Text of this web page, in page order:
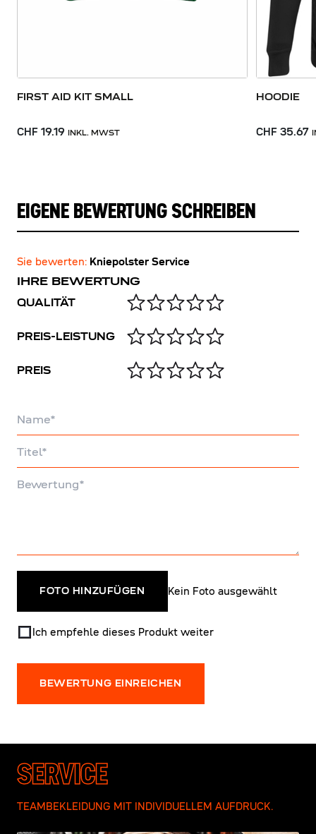
FIRST AID KIT SMALL
CHF 19.19 INKL. MWST
HOODIE
CHF 35.67
EIGENE BEWERTUNG SCHREIBEN
Sie bewerten: Kniepolster Service
IHRE BEWERTUNG
QUALITÄT
PREIS-LEISTUNG
PREIS
FOTO HINZUFÜGEN Kein Foto ausgewählt
Ich empfehle dieses Produkt weiter
BEWERTUNG EINREICHEN
SERVICE
TEAMBEKLEIDUNG MIT INDIVIDUELLEM AUFDRUCK.